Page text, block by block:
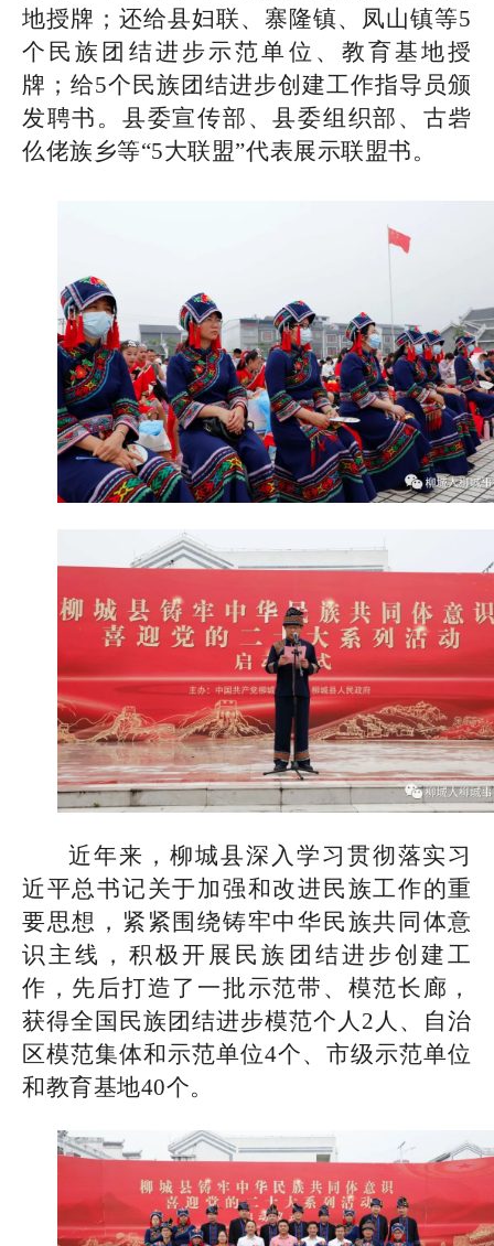
地授牌；还给县妇联、寨隆镇、凤山镇等5
个民族团结进步示范单位、教育基地授
牌；给5个民族团结进步创建工作指导员颁
发聘书。县委宣传部、县委组织部、古砦
仫佬族乡等“5大联盟”代表展示联盟书。
近年来，柳城县深入学习贯彻落实习
近平总书记关于加强和改进民族工作的重
要思想，紧紧围绕铸牢中华民族共同体意
识主线，积极开展民族团结进步创建工
作，先后打造了一批示范带、模范长廊，
获得全国民族团结进步模范个人2人、自治
区模范集体和示范单位4个、市级示范单位
和教育基地40个。